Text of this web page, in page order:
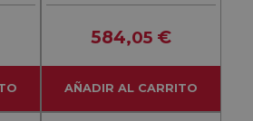
584,05 €
AÑADIR AL CARRITO